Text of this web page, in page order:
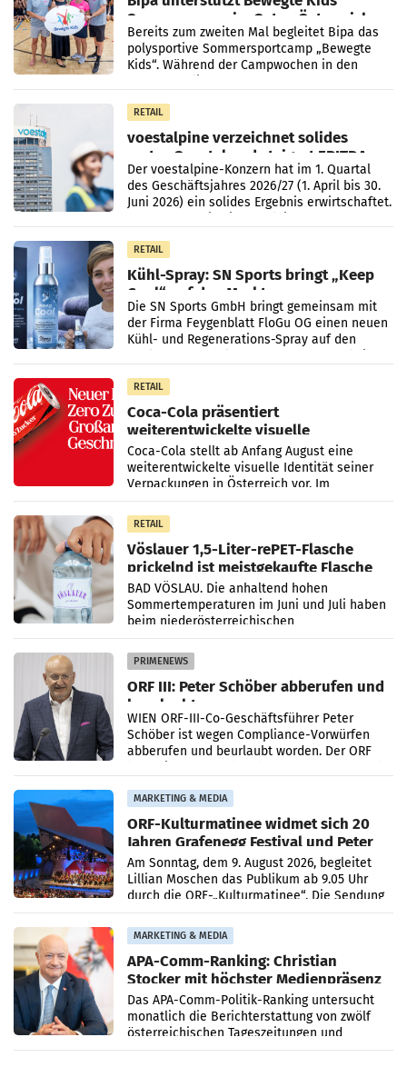
Sommercamps im Osten Österreichs
Bereits zum zweiten Mal begleitet Bipa das
polysportive Sommersportcamp „Bewegte
Kids“. Während der Campwochen in den
RETAIL
voestalpine verzeichnet solides
erstes Quartal und steigert EBITDA
Der voestalpine-Konzern hat im 1. Quartal
des Geschäftsjahres 2026/27 (1. April bis 30.
Juni 2026) ein solides Ergebnis erwirtschaftet.
RETAIL
Kühl-Spray: SN Sports bringt „Keep
Cool“ auf den Markt
Die SN Sports GmbH bringt gemeinsam mit
der Firma Feygenblatt FloGu OG einen neuen
Kühl- und Regenerations-Spray auf den
RETAIL
Coca-Cola präsentiert
weiterentwickelte visuelle
Markenidentität
Coca-Cola stellt ab Anfang August eine
weiterentwickelte visuelle Identität seiner
Verpackungen in Österreich vor. Im
Mittelpunkt des Redesigns stehen zentrale
Gestaltungselemente
RETAIL
Vöslauer 1,5-Liter-rePET-Flasche
prickelnd ist meistgekaufte Flasche
Österreichs
BAD VÖSLAU. Die anhaltend hohen
Sommertemperaturen im Juni und Juli haben
beim niederösterreichischen
Getränkehersteller Vöslauer zu deutlichen
Absatzzuwächsen geführt. Während
PRIMENEWS
ORF III: Peter Schöber abberufen und
beurlaubt
WIEN ORF-III-Co-Geschäftsführer Peter
Schöber ist wegen Compliance-Vorwürfen
abberufen und beurlaubt worden. Der ORF
MARKETING & MEDIA
ORF-Kulturmatinee widmet sich 20
Jahren Grafenegg Festival und Peter
Simonischek
Am Sonntag, dem 9. August 2026, begleitet
Lillian Moschen das Publikum ab 9.05 Uhr
durch die ORF-„Kulturmatinee“. Die Sendung
startet mit der Dokumentation „20 Jahre
Grafenegg
MARKETING & MEDIA
APA-Comm-Ranking: Christian
Stocker mit höchster Medienpräsenz
im Juli
Das APA-Comm-Politik-Ranking untersucht
monatlich die Berichterstattung von zwölf
österreichischen Tageszeitungen und
analysiert, welche Politikerinnen und